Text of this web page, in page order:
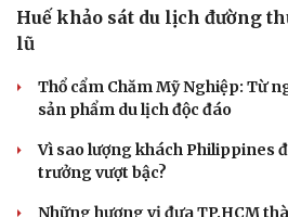
Đức tăng tốc chương trình UAV
VĂN HÓA
Nghệ An dự kiến bắn hơn
Carnival 2026